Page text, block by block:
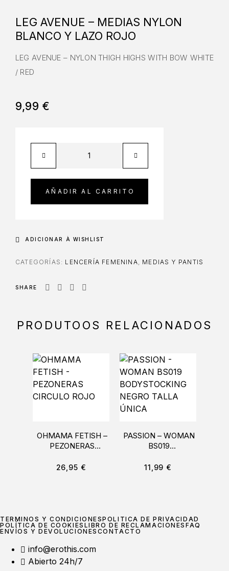
LEG AVENUE – MEDIAS NYLON
BLANCO Y LAZO ROJO
LEG AVENUE – NYLON THIGH HIGHS WITH BOW WHITE
/ RED
9,99€
AÑADIR AL CARRITO
ADICIONAR À WISHLIST
CATEGORÍAS: LENCERÍA FEMENINA, MEDIAS Y PANTIS
SHARE
PRODUTOOS RELACIONADOS
OHMAMA FETISH –
PEZONERAS
26,95 €
PASSION – WOMAN
BS019
NEGRO TALLA
11,99 €
TÉRMINOS Y CONDICIONESPOLÍTICA DE PRIVACIDAD
POLÍTICA DE COOKIES LIBRO DE RECLAMACIONES FAQ
ENVÍOS Y DEVOLUCIONES CONTACTO
info@erothis.com
Abierto 24h/7